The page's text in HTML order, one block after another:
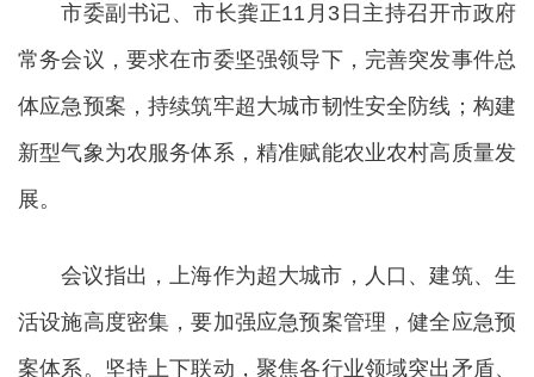
市委副书记、市长龚正11月3日主持召开市政府
常务会议，要求在市委坚强领导下，完善突发事件总
体应急预案，持续筑牢超大城市韧性安全防线；构建
新型气象为农服务体系，精准赋能农业农村高质量发
展。
会议指出，上海作为超大城市，人口、建筑、生
活设施高度密集，要加强应急预案管理，健全应急预
案体系。坚持上下联动，聚焦各行业领域突出矛盾、